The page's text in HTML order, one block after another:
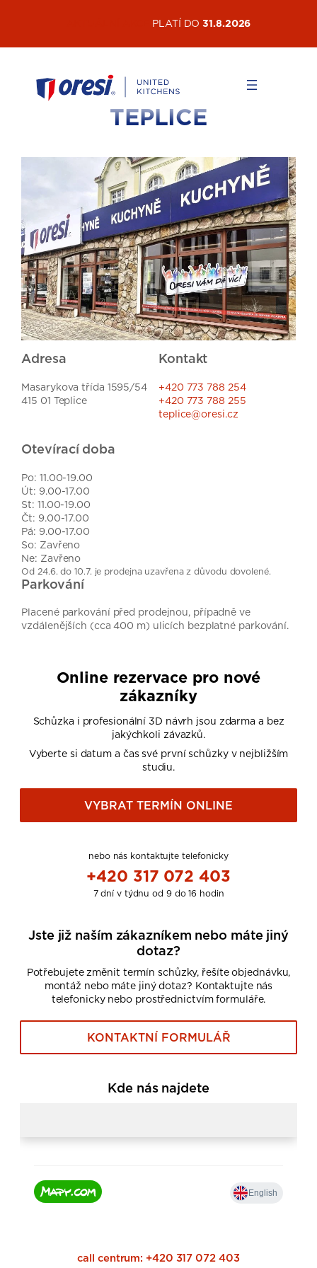
PLATÍ DO31.8.2026
TEPLICE
Adresa
Masarykova třída 1595/54
415 01 Teplice
Kontakt
+420 773 788 254
+420 773 788 255
teplice@oresi.cz
Otevírací doba
Po: 11.00-19.00
Út: 9.00-17.00
St: 11.00-19.00
Čt: 9.00-17.00
Pá: 9.00-17.00
So: Zavřeno
Ne: Zavřeno
Od 24.6. do 10.7. je prodejna uzavřena z důvodu dovolené.
Parkování
Placené parkování před prodejnou, případně ve
vzdálenějších (cca 400 m) ulicích bezplatné parkování.
Online rezervace pro nové
zákazníky
Schůzka i profesionální 3D návrh jsou zdarma a bez
jakýchkoli závazků.
Vyberte si datum a čas své první schůzky v nejbližším
studiu.
VYBRAT TERMÍN ONLINE
nebo nás kontaktujte telefonicky
+420 317 072 403
7 dní v týdnu od 9 do 16 hodin
Jste již naším zákazníkem nebo máte jiný
dotaz?
Potřebujete změnit termín schůzky, řešíte objednávku,
montáž nebo máte jiný dotaz? Kontaktujte nás
telefonicky nebo prostřednictvím formuláře.
KONTAKTNÍ FORMULÁŘ
Kde nás najdete
call centrum: +420 317 072 403